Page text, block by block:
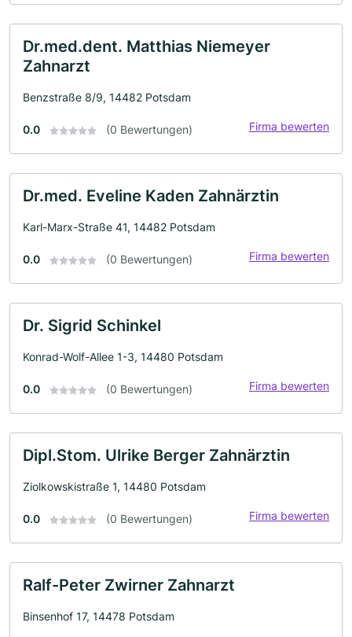
Dr.med.dent. Matthias Niemeyer
Zahnarzt
Benzstraße 8/9, 14482 Potsdam
0.0 (0 Bewertungen) Firma bewerten
Dr.med. Eveline Kaden Zahnärztin
Karl-Marx-Straße 41, 14482 Potsdam
0.0 (0 Bewertungen) Firma bewerten
Dr. Sigrid Schinkel
Konrad-Wolf-Allee 1-3, 14480 Potsdam
0.0 (0 Bewertungen) Firma bewerten
Dipl.Stom. Ulrike Berger Zahnärztin
Ziolkowskistraße 1, 14480 Potsdam
0.0 (0 Bewertungen) Firma bewerten
Ralf-Peter Zwirner Zahnarzt
Binsenhof 17, 14478 Potsdam